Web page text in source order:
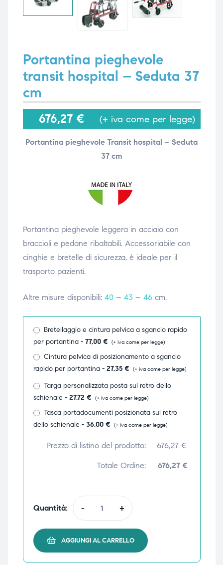
Portantina pieghevole
transit hospital – Seduta 37
cm
676,27 € (+ iva come per legge)
Portantina pieghevole Transit hospital – Seduta
37 cm
Portantina pieghevole leggera in acciaio con
braccioli e pedane ribaltabili. Accessoriabile con
cinghie e bretelle di sicurezza, è ideale per il
trasporto pazienti.
Altre misure disponibili: 40– 43 – 46cm.
Bretellaggio e cintura pelvica a sgancio rapido
per portantina - 77,00 € (+ iva come per legge)
Cintura pelvica di posizionamento a sgancio
rapido per portantina - 27,35 € (+ iva come per legge)
Targa personalizzata posta sul retro dello
schienale - 27,72 € (+ iva come per legge)
Tasca portadocumenti posizionata sul retro
dello schienale - 36,00 € (+ iva come per legge)
Prezzo di listino del prodotto: 676,27 €
Totale Ordine: 676,27 €
Quantità: - +
AGGIUNGI AL CARRELLO